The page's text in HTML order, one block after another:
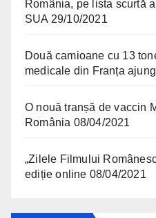
România, pe lista scurtă
SUA 29/10/2021
Două camioane cu 13
medicale din Franța
O nouă tranșă de vaccin
România 08/04/2021
„Zilele Filmului
ediție online 08/04/2021